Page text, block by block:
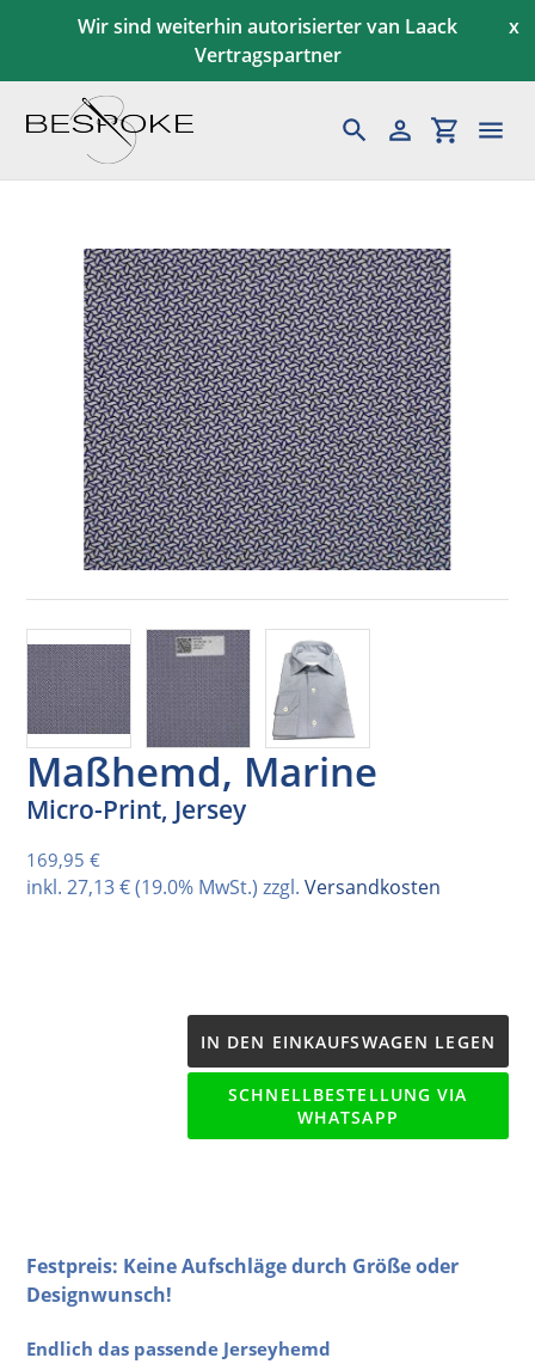
Wir sind weiterhin autorisierter van Laack
Vertragspartner
x
SuchenEinloggen
Herren
Gutscheine
Kundenservice
News & Aktionen
Maßhemd, Marine
Micro-Print, Jersey
Normaler Preis
169,95 €
inkl. 27,13 €(19.0% MwSt.) zzgl. Versandkosten
IN DEN EINKAUFSWAGEN LEGEN
SCHNELLBESTELLUNG VIA
WHATSAPP
Festpreis: Keine Aufschläge durch Größe oder
Designwunsch!
Endlich das passende Jerseyhemd